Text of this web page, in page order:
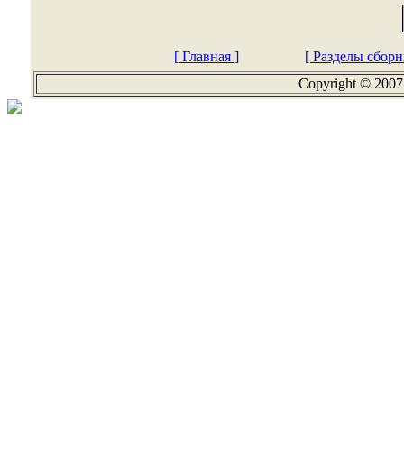
[ Главная ]
[ Разделы
Copyright ©